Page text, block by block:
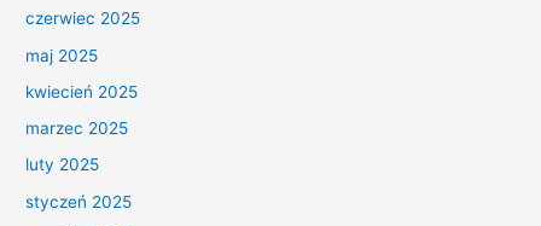
czerwiec 2025
maj 2025
kwiecień 2025
marzec 2025
luty 2025
styczeń 2025